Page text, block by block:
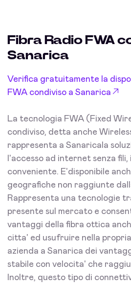
Fibra Radio FWA
Sanarica
Verifica gratuitamente la
FWA condiviso a Sanarica
La tecnologia FWA (Fixed
condiviso, detta anche
rappresenta a Sanaricala
l'accesso ad internet senza
conveniente. E'disponibile
geografiche non raggiunte
Rappresenta una tecnologie
presente sul mercato e
vantaggi della fibra ottica
citta' ed usufruire nella
azienda a Sanarica dei
stabile con velocita' che
Inoltre, questo tipo di